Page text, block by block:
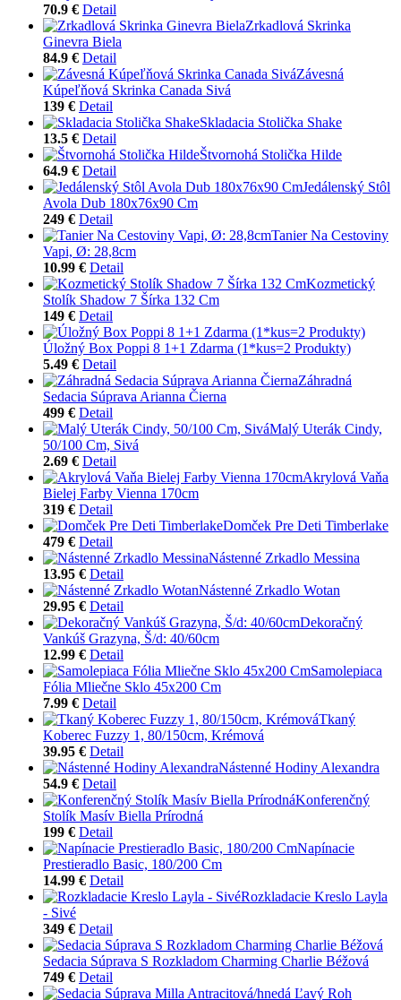
70.9 € Detail
Zrkadlová Skrinka
Ginevra Biela
84.9 € Detail
Závesná
Kúpeľňová Skrinka Canada Sivá
139 € Detail
Skladacia Stolička Shake
13.5 € Detail
Štvornohá Stolička Hilde
64.9 € Detail
Jedálenský Stôl
Avola Dub 180x76x90 Cm
249 € Detail
Tanier Na Cestoviny
Vapi, Ø: 28,8cm
10.99 € Detail
Kozmetický
Stolík Shadow 7 Šírka 132 Cm
149 € Detail
Úložný Box Poppi 8 1+1 Zdarma (1*kus=2 Produkty)
5.49 € Detail
Záhradná
Sedacia Súprava Arianna Čierna
499 € Detail
Malý Uterák Cindy,
50/100 Cm, Sivá
2.69 € Detail
Akrylová Vaňa
Bielej Farby Vienna 170cm
319 € Detail
Domček Pre Deti Timberlake
479 € Detail
Nástenné Zrkadlo Messina
13.95 € Detail
Nástenné Zrkadlo Wotan
29.95 € Detail
Dekoračný
Vankúš Grazyna, Š/d: 40/60cm
12.99 € Detail
Samolepiaca
Fólia Mliečne Sklo 45x200 Cm
7.99 € Detail
Tkaný
Koberec Fuzzy 1, 80/150cm, Krémová
39.95 € Detail
Nástenné Hodiny Alexandra
54.9 € Detail
Konferenčný
Stolík Masív Biella Prírodná
199 € Detail
Napínacie
Prestieradlo Basic, 180/200 Cm
14.99 € Detail
Rozkladacie Kreslo Layla
- Sivé
349 € Detail
Sedacia Súprava S Rozkladom Charming Charlie Béžová
749 € Detail